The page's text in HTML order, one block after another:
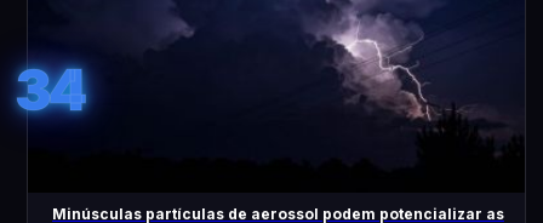
34
Minúsculas partículas de aerossol podem potencializar as